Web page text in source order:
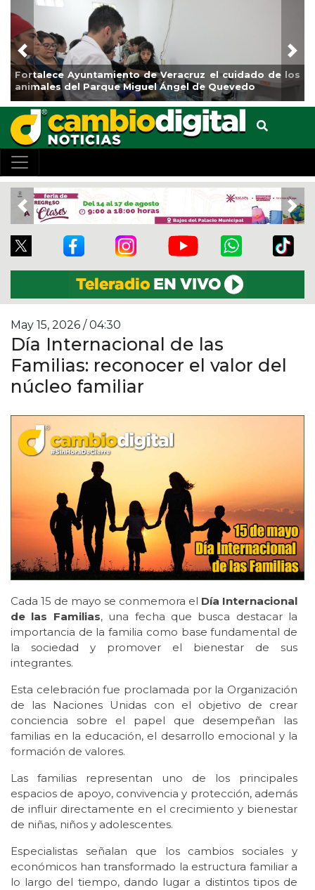
Fortalece Ayuntamiento de Veracruz el cuidado de los
animales del Parque Miguel Ángel de Quevedo
Previous
Previous
May 15, 2026 / 04:30
Día Internacional de las
Familias: reconocer el valor del
núcleo familiar
Cada 15 de mayo se conmemora el Día Internacional
de las Familias, una fecha que busca destacar la
importancia de la familia como base fundamental de
la sociedad y promover el bienestar de sus
integrantes.
Esta celebración fue proclamada por la Organización
de las Naciones Unidas con el objetivo de crear
conciencia sobre el papel que desempeñan las
familias en la educación, el desarrollo emocional y la
formación de valores.
Las familias representan uno de los principales
espacios de apoyo, convivencia y protección, además
de influir directamente en el crecimiento y bienestar
de niñas, niños y adolescentes.
Especialistas señalan que los cambios sociales y
económicos han transformado la estructura familiar a
lo largo del tiempo, dando lugar a distintos tipos de